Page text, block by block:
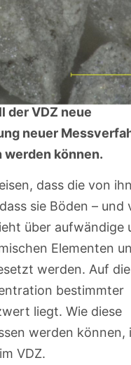
VDZ neue
neuer
werden können.
dass die von
sie Böden – und
über aufwändige
Elementen
werden. Auf
bestimmter
liegt. Wie diese
werden können,
VDZ.